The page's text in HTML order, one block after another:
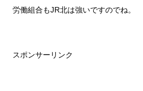
労働組合もJR北は強いですのでね。
スポンサーリンク